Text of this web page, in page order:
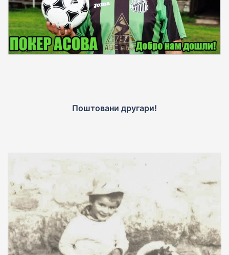
Поштовани другари!